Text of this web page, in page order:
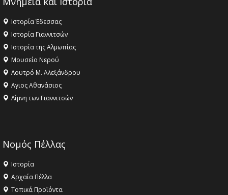
Ιστορία Έδεσσας
Ιστορία Γιαννιτσών
Ιστορία της Αλμωπίας
Μουσείο Νερού
Λουτρό Μ. Αλεξάνδρου
Αγιος Αθανάσιος
Λίμνη των Γιαννιτσών
Νομός Πέλλας
Ιστορία
Αρχαία Πέλλα
Τοπικά Προϊόντα